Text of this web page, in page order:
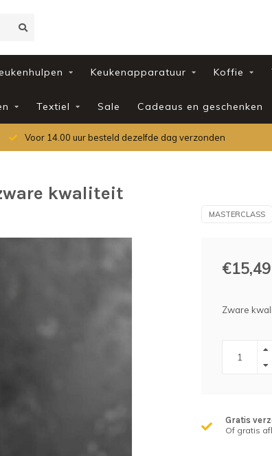
Keukenapparatuur Koffie
Textiel Sale Cadeaus en geschenken
Voor 14.00 uur besteld dezelfde dag verzonden
kwaliteit
MASTERCLASS
€15,49
Zware
Gratis
Of gratis